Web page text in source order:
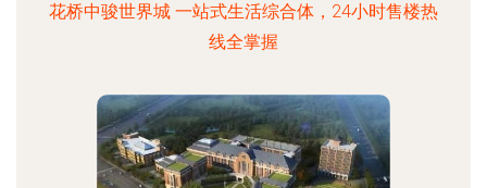
花桥中骏世界城 一站式生活综合体，24小时售楼热
线全掌握